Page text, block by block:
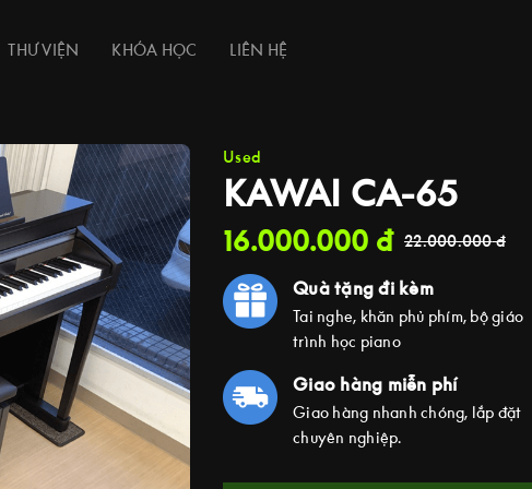
THƯ VIỆN KHÓA HỌC LIÊN HỆ
Used
KAWAI CA-65
16.000.000 đ 22.000.000đ
Quà tặng đi kèm
Tai nghe, khăn phủ phím, bộ giáo
trình học piano
Giao hàng miễn phí
Giao hàng nhanh chóng, lắp đặt
chuyên nghiệp.